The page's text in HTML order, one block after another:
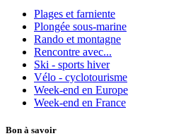
Plages et farniente
Plongée sous-marine
Rando et montagne
Rencontre avec...
Ski - sports hiver
Vélo - cyclotourisme
Week-end en Europe
Week-end en France
Bon à savoir